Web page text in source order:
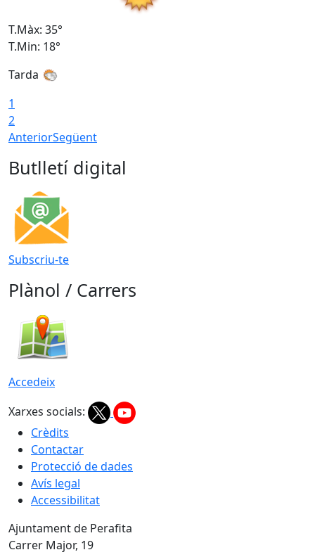
T.Màx: 35°
T.Min: 18°
Tarda
1
2
AnteriorSegüent
Butlletí digital
Subscriu-te
Plànol / Carrers
Accedeix
Xarxes socials:
Crèdits
Contactar
Protecció de dades
Avís legal
Accessibilitat
Ajuntament de Perafita
Carrer Major, 19